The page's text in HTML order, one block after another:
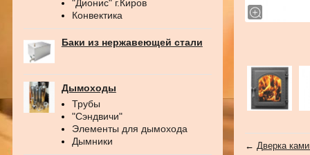
"Дионис" г.Киров
Конвектика
Баки из нержавеющей стали
Дымоходы
Трубы
"Сэндвичи"
Элементы для дымохода
Дымники
← Дверка